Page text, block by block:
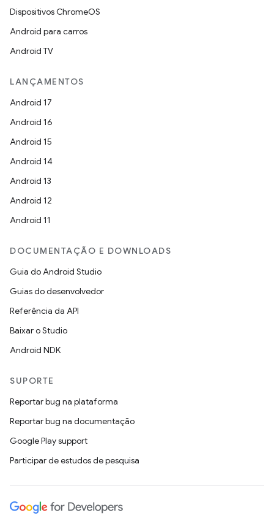
Dispositivos ChromeOS
Android para carros
Android TV
LANÇAMENTOS
Android 17
Android 16
Android 15
Android 14
Android 13
Android 12
Android 11
DOCUMENTAÇÃO E DOWNLOADS
Guia do Android Studio
Guias do desenvolvedor
Referência da API
Baixar o Studio
Android NDK
SUPORTE
Reportar bug na plataforma
Reportar bug na documentação
Google Play support
Participar de estudos de pesquisa